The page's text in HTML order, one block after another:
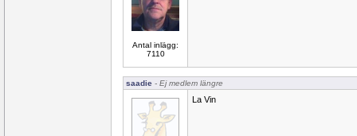
Antal inlägg:
7110
saadie - Ej medlem längre
La Vin